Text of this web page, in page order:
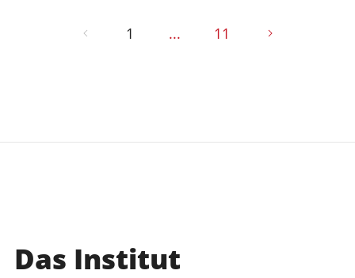
1 ... 11
Das Institut